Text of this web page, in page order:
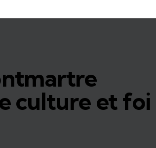
culture et foi